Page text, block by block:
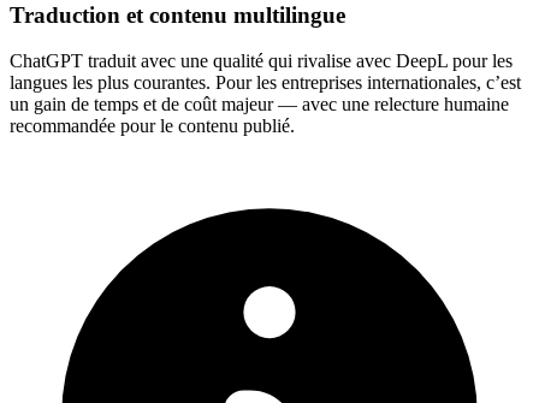
Traduction et contenu multilingue
ChatGPT traduit avec une qualité qui rivalise avec DeepL pour les
langues les plus courantes. Pour les entreprises internationales, c’est
un gain de temps et de coût majeur — avec une relecture humaine
recommandée pour le contenu publié.